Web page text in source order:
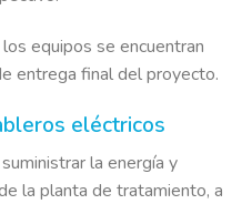
equipos se encuentran
entrega final del proyecto.
eléctricos
la energía y
la planta de tratamiento, a